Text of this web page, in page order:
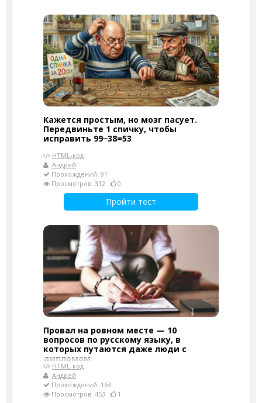
Кажется простым, но мозг пасует.
Передвиньте 1 спичку, чтобы
исправить 99−38=53
HTML-код
Андрей
Прохождений: 91
Просмотров: 312
0
Пройти тест
Провал на ровном месте — 10
вопросов по русскому языку, в
которых путаются даже люди с
дипломом
HTML-код
Андрей
Прохождений: 163
Просмотров: 453
1